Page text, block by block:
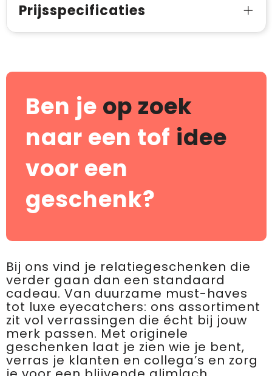
Prijsspecificaties
Ben je op zoek
naar een tof idee
voor een
geschenk?
Bij ons vind je relatiegeschenken die
verder gaan dan een standaard
cadeau. Van duurzame must-haves
tot luxe eyecatchers: ons assortiment
zit vol verrassingen die écht bij jouw
merk passen. Met originele
geschenken laat je zien wie je bent,
verras je klanten en collega’s en zorg